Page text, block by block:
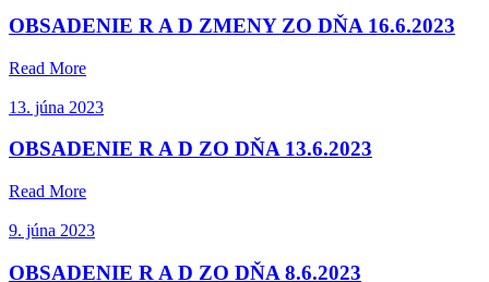
OBSADENIE R A D ZMENY ZO DŇA 16.6.2023
Read More
13. júna 2023
OBSADENIE R A D ZO DŇA 13.6.2023
Read More
9. júna 2023
OBSADENIE R A D ZO DŇA 8.6.2023